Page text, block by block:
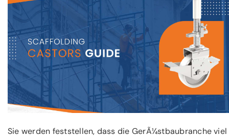
Sie werden feststellen, dass die GerÃ¼stbaubranche viel